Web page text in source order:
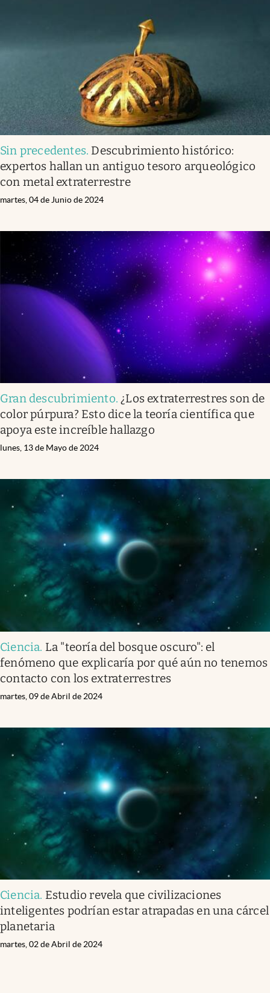
Sin precedentes. Descubrimiento histórico:
expertos hallan un antiguo tesoro arqueológico
con metal extraterrestre
martes, 04 de Junio de 2024
Gran descubrimiento. ¿Los extraterrestres son de
color púrpura? Esto dice la teoría científica que
apoya este increíble hallazgo
lunes, 13 de Mayo de 2024
Ciencia. La "teoría del bosque oscuro": el
fenómeno que explicaría por qué aún no tenemos
contacto con los extraterrestres
martes, 09 de Abril de 2024
Ciencia. Estudio revela que civilizaciones
inteligentes podrían estar atrapadas en una cárcel
planetaria
martes, 02 de Abril de 2024